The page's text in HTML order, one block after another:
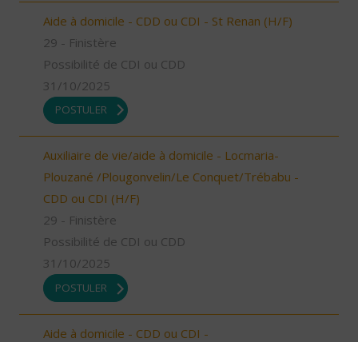
Aide à domicile - CDD ou CDI - St Renan (H/F)
29 - Finistère
Possibilité de CDI ou CDD
31/10/2025
POSTULER
Auxiliaire de vie/aide à domicile - Locmaria-
Plouzané /Plougonvelin/Le Conquet/Trébabu -
CDD ou CDI (H/F)
29 - Finistère
Possibilité de CDI ou CDD
31/10/2025
POSTULER
Aide à domicile - CDD ou CDI -